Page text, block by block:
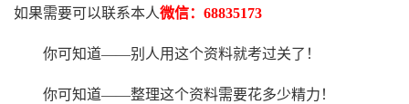
如果需要可以联系本人微信： 68835173
你可知道——别人用这个资料就考过关了！
你可知道——整理这个资料需要花多少精力 ！